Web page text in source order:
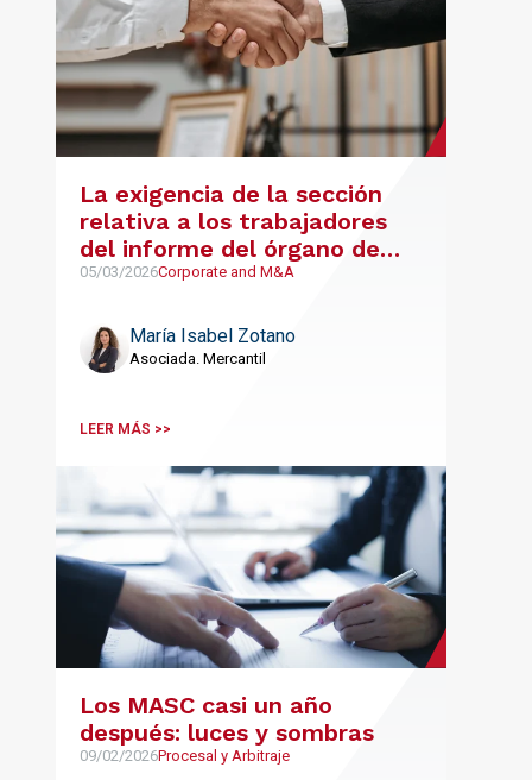
La exigencia de la sección
relativa a los trabajadores
del informe del órgano de
administración en el
modificación estructural
05/03/2026Corporate and M&A
María Isabel Zotano
Asociada. Mercantil
LEER MÁS >>
Los MASC casi un año
después: luces y sombras
09/02/2026Procesal y Arbitraje